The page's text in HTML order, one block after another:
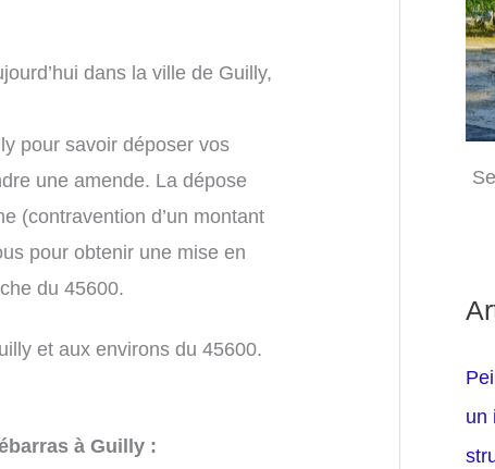
dans la ville de Guilly,
pour savoir déposer vos
une amende. La dépose
(contravention d’un montant
pour obtenir une mise en
du 45600.
et aux environs du 45600.
à Guilly :
un